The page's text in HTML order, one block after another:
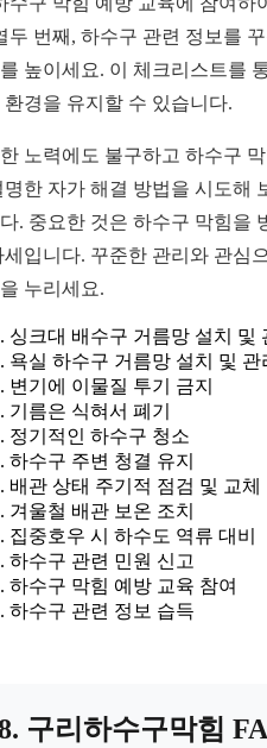
두 번째, 하수구 관련 정보를
높이세요. 이 체크리스트를
환경을 유지할 수 있습니다.
노력에도 불구하고 하수구
명한 자가 해결 방법을 시도해
. 중요한 것은 하수구 막힘을
세입니다. 꾸준한 관리와 관심
누리세요.
싱크대 배수구 거름망 설치 및
욕실 하수구 거름망 설치 및 관
변기에 이물질 투기 금지
기름은 식혀서 폐기
정기적인 하수구 청소
하수구 주변 청결 유지
배관 상태 주기적 점검 및 교체
겨울철 배관 보온 조치
집중호우 시 하수도 역류 대비
하수구 관련 민원 신고
하수구 막힘 예방 교육 참여
하수구 관련 정보 습득
구리하수구막힘